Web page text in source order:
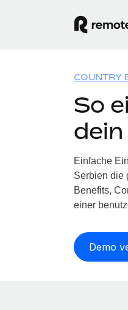
COUNTRY
So
dein
Einfache
Serbien die
Benefits,
einer
Demo